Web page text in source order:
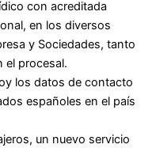
con acreditada
en los diversos
y Sociedades, tanto
el procesal.
los datos de contacto
españoles en el país
un nuevo servicio